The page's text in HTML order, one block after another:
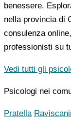
benessere.
nella provincia di
consulenza
professionisti su
Vedi tutti gli
Psicologi nei
Pratella